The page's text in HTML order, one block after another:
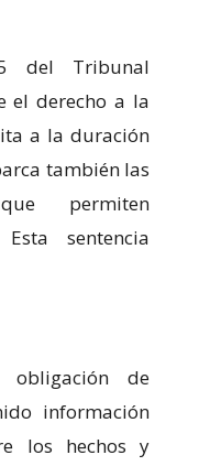
del Tribunal
el derecho a la
a la duración
también las
permiten
sentencia
de
información
los hechos y